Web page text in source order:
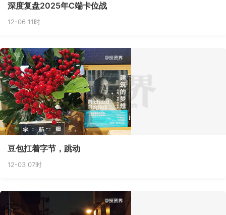
深度复盘2025年C端卡位战
12-06 11时
豆包扛着字节，跳动
12-03 07时